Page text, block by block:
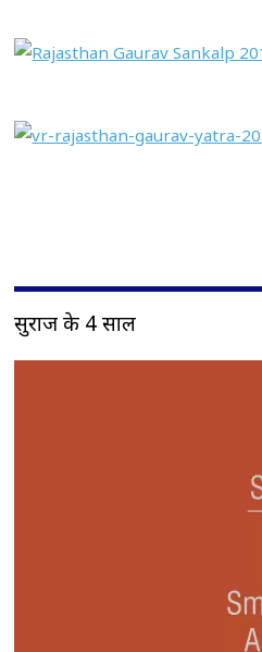
सुराज के 4 साल